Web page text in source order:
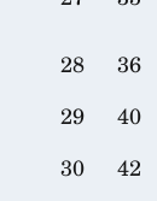
28
36
29
40
30
42